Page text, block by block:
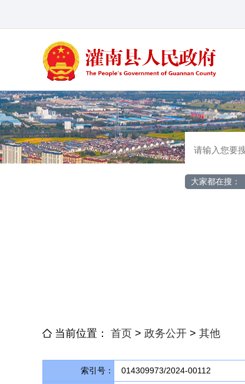
大家都在搜：
当前位置： 首页 > 政务公开 > 其他
索引号： 014309973/2024-00112